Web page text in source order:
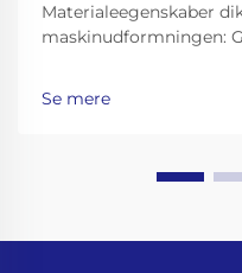
Materialeegenskaber
maskinudformningen:
og præcisionsgrebere til
Se mere